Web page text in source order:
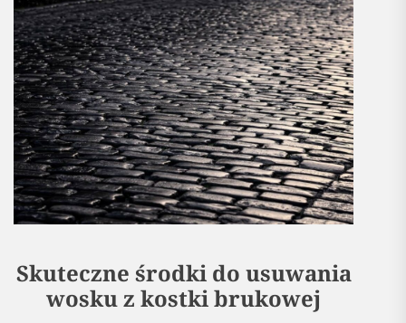
Skuteczne środki do usuwania
wosku z kostki brukowej